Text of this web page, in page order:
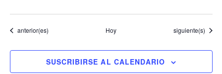
Eventos
anterior(es) Hoy Eventos
siguiente(s)
SUSCRIBIRSE AL CALENDARIO